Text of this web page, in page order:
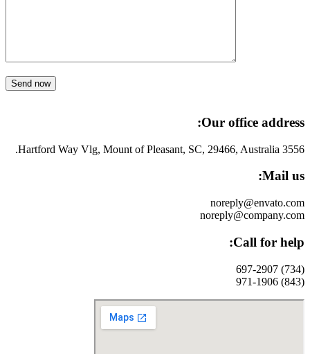
Send now
Our office address:
3556 Hartford Way Vlg, Mount of Pleasant, SC, 29466, Australia.
Mail us:
noreply@envato.com
noreply@company.com
Call for help:
(734) 697-2907
(843) 971-1906